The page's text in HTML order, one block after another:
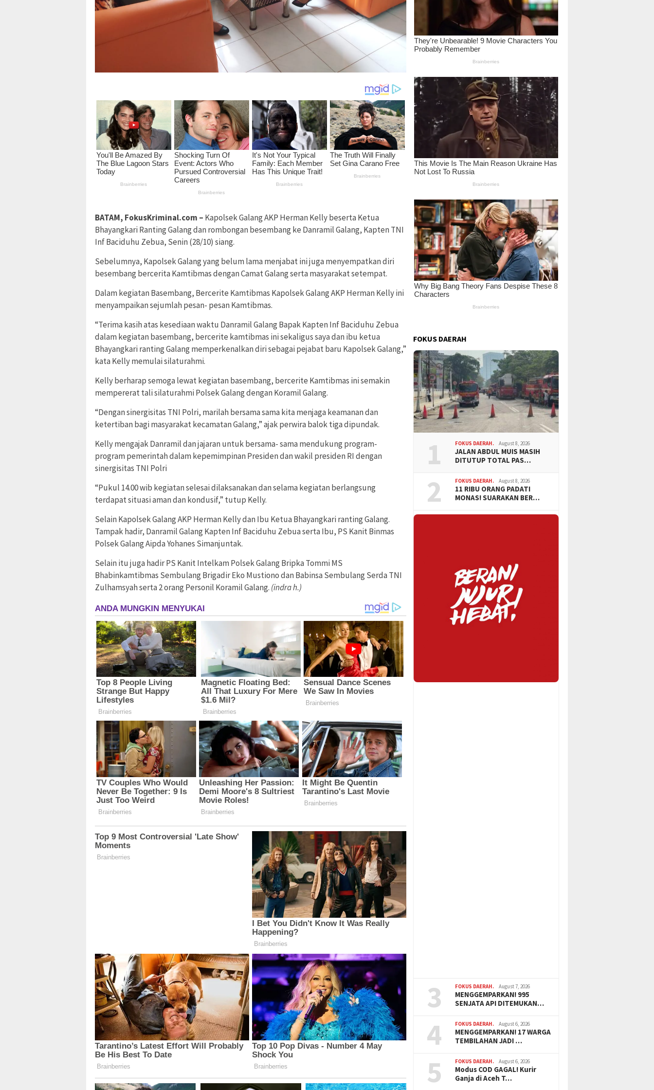
BATAM, FokusKriminal.com – Kapolsek Galang AKP Herman Kelly beserta Ketua
Bhayangkari Ranting Galang dan rombongan besembang ke Danramil Galang, Kapten TNI
Inf Baciduhu Zebua, Senin (28/10) siang.
Sebelumnya, Kapolsek Galang yang belum lama menjabat ini juga menyempatkan diri
besembang bercerita Kamtibmas dengan Camat Galang serta masyarakat setempat.
Dalam kegiatan Basembang, Bercerite Kamtibmas Kapolsek Galang AKP Herman Kelly ini
menyampaikan sejumlah pesan- pesan Kamtibmas.
“Terima kasih atas kesediaan waktu Danramil Galang Bapak Kapten Inf Baciduhu Zebua
dalam kegiatan basembang, bercerite kamtibmas ini sekaligus saya dan ibu ketua
Bhayangkari ranting Galang memperkenalkan diri sebagai pejabat baru Kapolsek Galang,”
kata Kelly memulai silaturahmi.
Kelly berharap semoga lewat kegiatan basembang, bercerite Kamtibmas ini semakin
mempererat tali silaturahmi Polsek Galang dengan Koramil Galang.
“Dengan sinergisitas TNI Polri, marilah bersama sama kita menjaga keamanan dan
ketertiban bagi masyarakat kecamatan Galang,” ajak perwira balok tiga dipundak.
Kelly mengajak Danramil dan jajaran untuk bersama- sama mendukung program-
program pemerintah dalam kepemimpinan Presiden dan wakil presiden RI dengan
sinergisitas TNI Polri
“Pukul 14.00 wib kegiatan selesai dilaksanakan dan selama kegiatan berlangsung
terdapat situasi aman dan kondusif,” tutup Kelly.
Selain Kapolsek Galang AKP Herman Kelly dan Ibu Ketua Bhayangkari ranting Galang.
Tampak hadir, Danramil Galang Kapten Inf Baciduhu Zebua serta Ibu, PS Kanit Binmas
Polsek Galang Aipda Yohanes Simanjuntak.
Selain itu juga hadir PS Kanit Intelkam Polsek Galang Bripka Tommi MS
Bhabinkamtibmas Sembulang Brigadir Eko Mustiono dan Babinsa Sembulang Serda TNI
Zulhamsyah serta 2 orang Personil Koramil Galang. (indra h.)
FOKUS DAERAH
1 FOKUS DAERAH. August 8, 2026
JALAN ABDUL MUIS MASIH
DITUTUP TOTAL PAS…
2 FOKUS DAERAH. August 8, 2026
11 RIBU ORANG PADATI
MONAS! SUARAKAN BER…
3 FOKUS DAERAH. August 7, 2026
MENGGEMPARKAN! 995
SENJATA API DITEMUKAN…
4 FOKUS DAERAH. August 6, 2026
MENGGEMPARKAN! 17 WARGA
TEMBILAHAN JADI …
5 FOKUS DAERAH. August 6, 2026
Modus COD GAGAL! Kurir
Ganja di Aceh T…